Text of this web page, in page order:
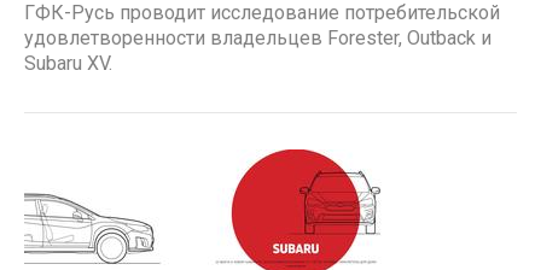
ГФК-Русь проводит исследование потребительской
удовлетворенности владельцев Forester, Outback и
Subaru XV.